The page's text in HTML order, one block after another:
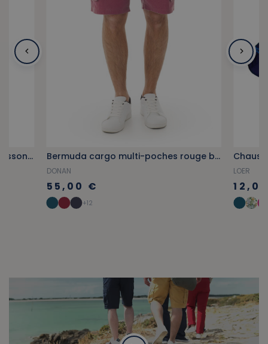
Chaussettes courtes à motifs poissons rose fuschia Bermuda cargo multi-poches rouge brique
DONAN
55,00 €
+12
LOER